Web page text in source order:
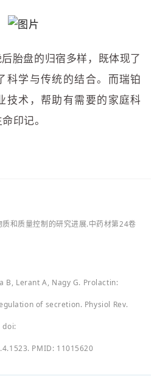
胎盘的归宿多样，既体现了
科学与传统的结合。而瑞铂
技术，帮助有需要的家庭科
印记。
和质量控制的研究进展.中药材第24卷
B, Lerant A, Nagy G. Prolactin:
of secretion. Physiol Rev.
doi:
PMID: 11015620